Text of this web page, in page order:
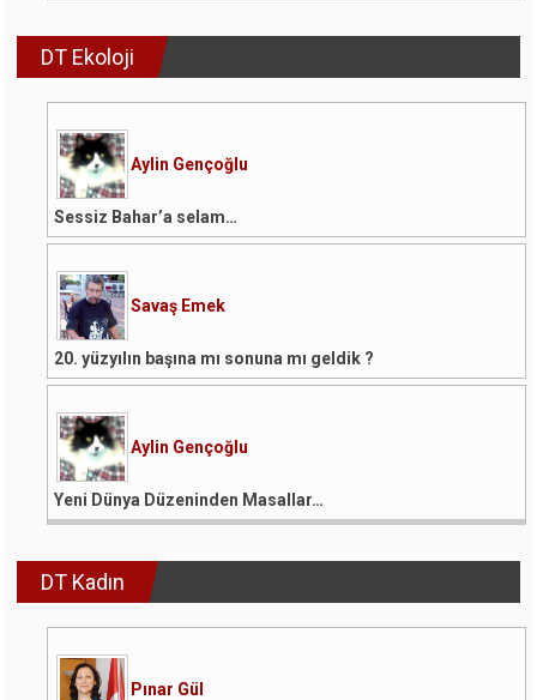
DT Ekoloji
Aylin Gençoğlu
Sessiz Bahar’a selam…
Savaş Emek
20. yüzyılın başına mı sonuna mı geldik ?
Aylin Gençoğlu
Yeni Dünya Düzeninden Masallar…
DT Kadın
Pınar Gül